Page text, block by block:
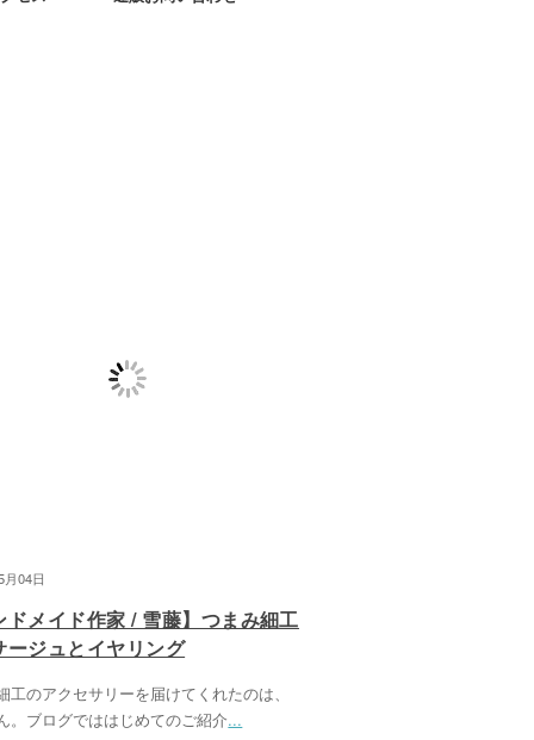
月04日
ドメイド作家 / 雪藤】つまみ細工
ージュとイヤリング
工のアクセサリーを届けてくれたのは、
。ブログでははじめてのご紹介...